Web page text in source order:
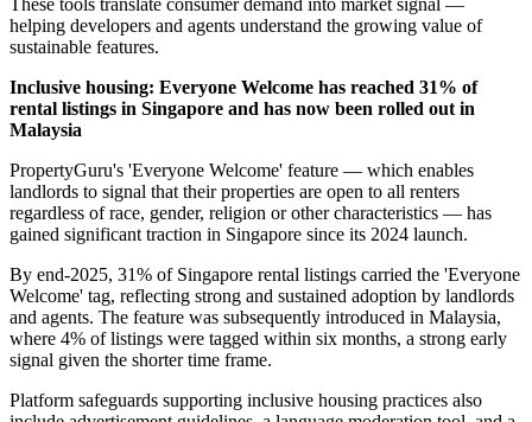
In Singapore, Green Score rates properties based on proximity
to public transport and recognised green building
certifications. Demand is growing: 70% of property seekers
surveyed in Singapore say sustainability features influence
their home-buying decisions.
In Thailand, DDproperty's Sustainable Living filter enables
users to search for listings with features such as solar panels
and electric vehicle charging stations.
In Malaysia, PropertyGuru plans to introduce a sustainability-
related search feature in 2026, shaped by property seekers'
expectations.
These tools translate consumer demand into market signal —
helping developers and agents understand the growing value of
sustainable features.
Inclusive housing: Everyone Welcome has reached 31% of
rental listings in Singapore and has now been rolled out in
Malaysia